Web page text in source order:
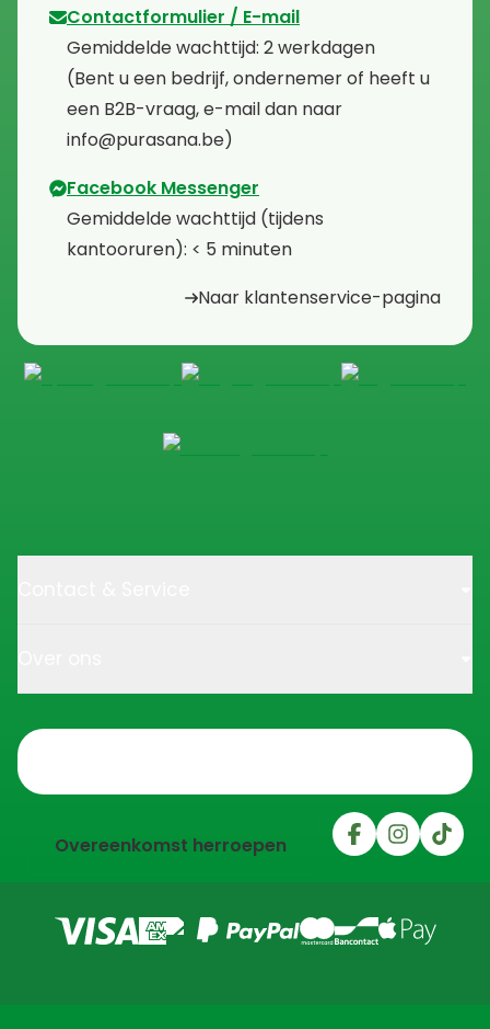
Contactformulier / E-mail
⁠Gemiddelde wachttijd: 2 werkdagen
⁠(Bent u een bedrijf, ondernemer of heeft u
een B2B-vraag, e-mail dan naar
info@purasana.be)
Facebook Messenger
⁠Gemiddelde wachttijd (tijdens
kantooruren): < 5 minuten
Naar klantenservice-pagina
Overeenkomst herroepen